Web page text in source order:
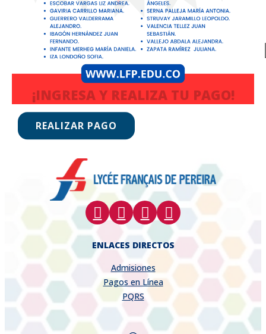
ENLACES DIRECTOS
Admisiones
Pagos en Línea
PQRS
¡INGRESA Y REALIZA TU PAGO!
REALIZAR PAGO